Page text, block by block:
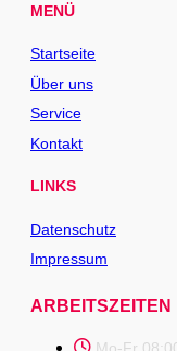
MENÜ
Startseite
Über uns
Service
Kontakt
LINKS
Datenschutz
Impressum
ARBEITSZEITEN
Mo-Fr